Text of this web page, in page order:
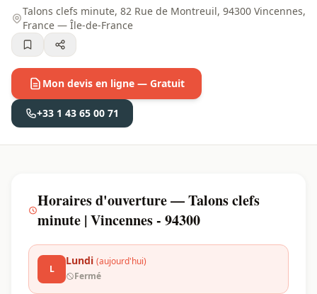
Talons clefs minute, 82 Rue de Montreuil, 94300 Vincennes,
France — Île-de-France
Mon devis en ligne — Gratuit
+33 1 43 65 00 71
Horaires d'ouverture — Talons clefs
minute | Vincennes - 94300
L
Lundi (aujourd'hui)
Fermé